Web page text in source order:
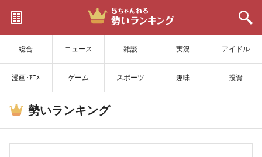
総合 ニュース 雑談 実況 アイドル
漫画･ｱﾆﾒ ゲーム スポーツ 趣味 投資
サイトを更新
勢いランキング